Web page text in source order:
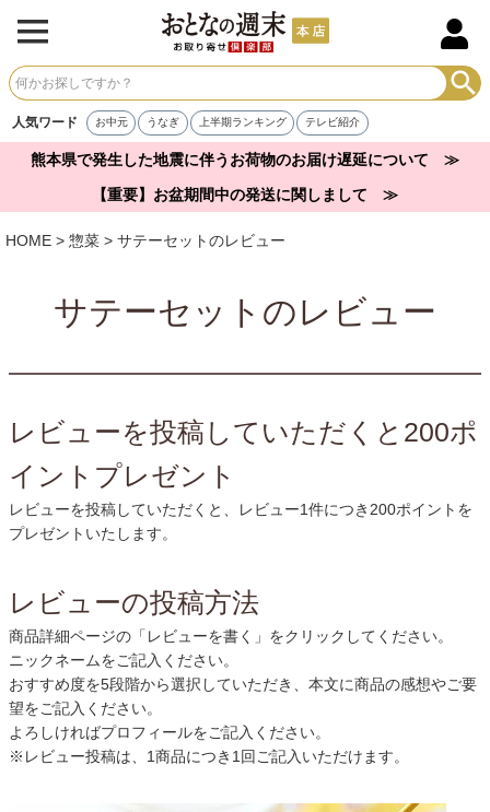
人気ワード お中元 うなぎ 上半期ランキング テレビ紹介
熊本県で発生した地震に伴うお荷物のお届け遅延について ≫
【重要】お盆期間中の発送に関しまして ≫
HOME 惣菜 サテーセットのレビュー
サテーセットのレビュー
レビューを投稿していただくと200ポ
イントプレゼント
レビューを投稿していただくと、レビュー1件につき200ポイントを
プレゼントいたします。
レビューの投稿方法
商品詳細ページの「レビューを書く」をクリックしてください。
ニックネームをご記入ください。
おすすめ度を5段階から選択していただき、本文に商品の感想やご要
望をご記入ください。
よろしければプロフィールをご記入ください。
※レビュー投稿は、1商品につき1回ご記入いただけます。